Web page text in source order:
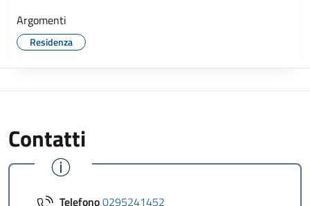
Argomenti
Residenza
Contatti
Telefono0295241452